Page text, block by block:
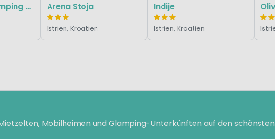
Koversada Camping Resort Arena Stoja
Istrien, Kroatien
Indije
Istrien, Kroatien
Mobilheimen und Glamping-Unterkünften auf den